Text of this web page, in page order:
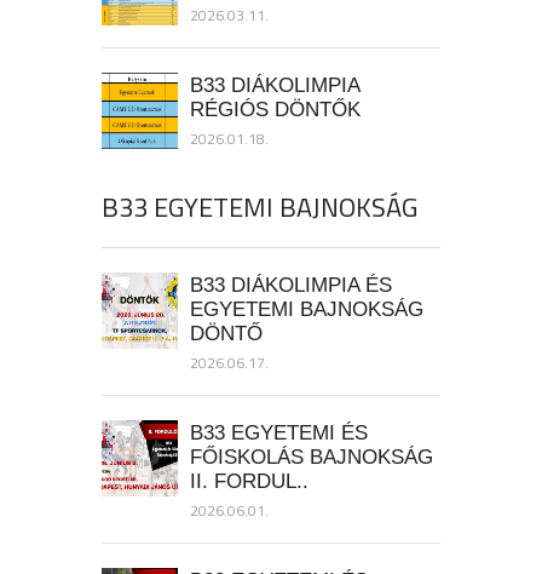
2026.03.11.
B33 DIÁKOLIMPIA
RÉGIÓS DÖNTŐK
2026.01.18.
B33 EGYETEMI BAJNOKSÁG
B33 DIÁKOLIMPIA ÉS
EGYETEMI BAJNOKSÁG
DÖNTŐ
2026.06.17.
B33 EGYETEMI ÉS
FŐISKOLÁS BAJNOKSÁG
II. FORDUL..
2026.06.01.